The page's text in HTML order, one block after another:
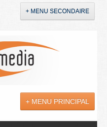
+ MENU SECONDAIRE
+ MENU PRINCIPAL